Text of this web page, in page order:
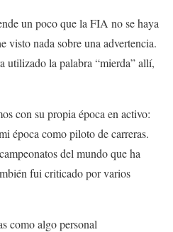
un poco que la FIA no se haya
visto nada sobre una advertencia.
utilizado la palabra “mierda” allí,
con su propia época en activo:
época como piloto de carreras.
del mundo que ha
fui criticado por varios
como algo personal